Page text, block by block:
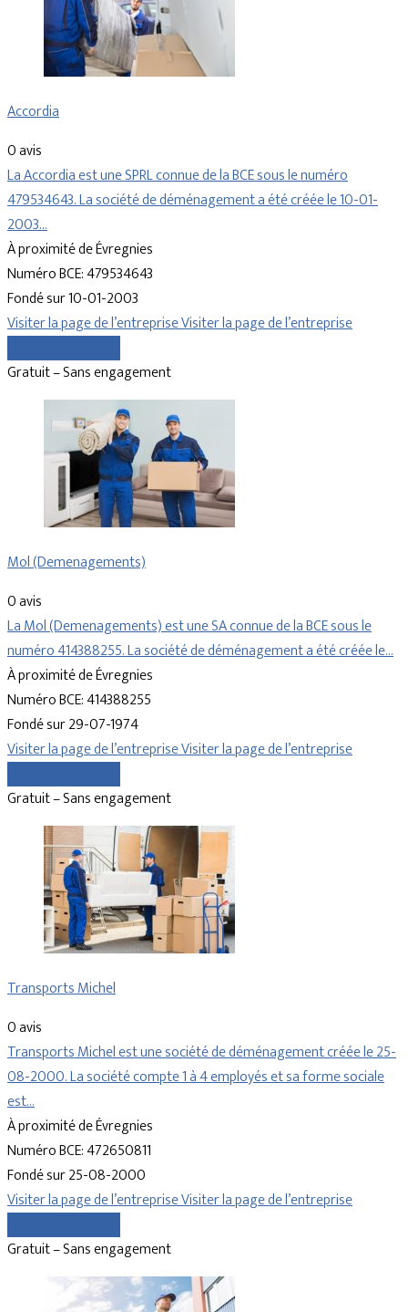
Accordia
0 avis
La Accordia est une SPRL connue de la BCE sous le numéro
479534643. La société de déménagement a été créée le 10-01-
2003…
À proximité de Évregnies
Numéro BCE: 479534643
Fondé sur 10-01-2003
Visiter la page de l’entrepriseVisiter la page de l’entreprise
Gratuit – Sans engagement
Mol (Demenagements)
0 avis
La Mol (Demenagements) est une SA connue de la BCE sous le
numéro 414388255. La société de déménagement a été créée le…
À proximité de Évregnies
Numéro BCE: 414388255
Fondé sur 29-07-1974
Visiter la page de l’entrepriseVisiter la page de l’entreprise
Gratuit – Sans engagement
Transports Michel
0 avis
Transports Michel est une société de déménagement créée le 25-
08-2000. La société compte 1 à 4 employés et sa forme sociale
est…
À proximité de Évregnies
Numéro BCE: 472650811
Fondé sur 25-08-2000
Visiter la page de l’entrepriseVisiter la page de l’entreprise
Gratuit – Sans engagement